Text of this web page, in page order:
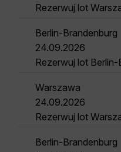
Rezerwuj lot
Berlin-Brandenburg
24.09.2026
Rezerwuj lot
Warszawa
24.09.2026
Rezerwuj lot
Berlin-Brandenburg